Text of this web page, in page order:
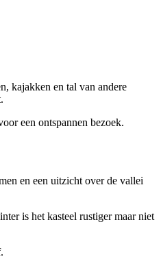
kajakken en tal van andere
een ontspannen bezoek.
en een uitzicht over de vallei
is het kasteel rustiger maar niet